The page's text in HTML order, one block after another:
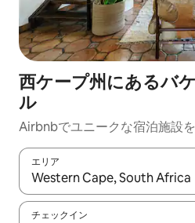
西ケープ州にあるバ
ル
Airbnbでユニークな宿泊施設
エリア
検索結果が表示されたら、上下
チェックイン